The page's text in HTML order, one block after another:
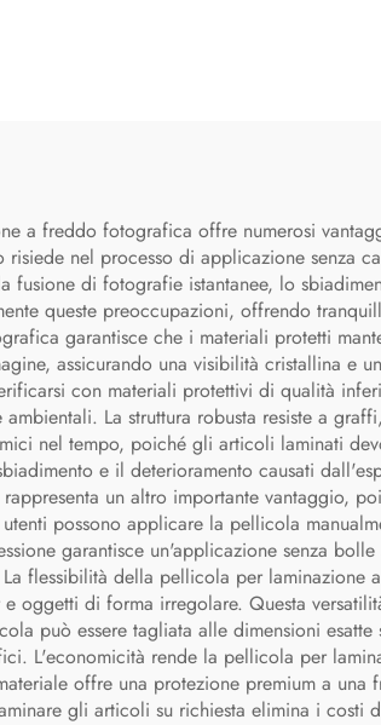
a freddo fotografica offre numerosi
nel processo di applicazione senza
fusione di fotografie istantanee, lo
queste preoccupazioni, offrendo
garantisce che i materiali protetti
assicurando una visibilità cristallina e
con materiali protettivi di qualità
La struttura robusta resiste a
nel tempo, poiché gli articoli laminati
e il deterioramento causati
un altro importante vantaggio,
possono applicare la pellicola
garantisce un'applicazione senza
flessibilità della pellicola per
oggetti di forma irregolare. Questa
può essere tagliata alle dimensioni
L'economicità rende la pellicola per
offre una protezione premium a
gli articoli su richiesta elimina i costi